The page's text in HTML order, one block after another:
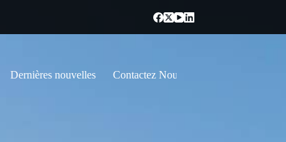
Dernières nouvelles Contactez Nous